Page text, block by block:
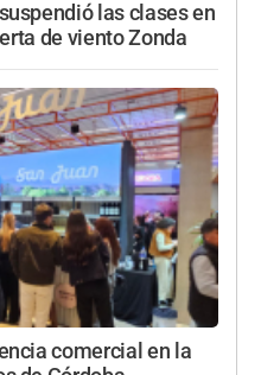
las clases en
de viento Zonda
comercial en la